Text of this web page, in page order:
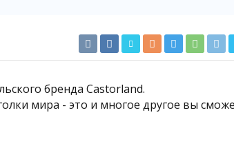
бренда Castorland.
мира - это и многое другое вы